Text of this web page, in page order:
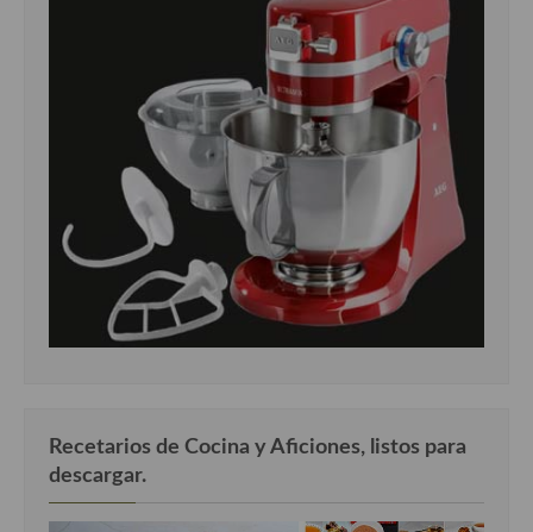
Recetarios de Cocina y Aficiones, listos para
descargar.